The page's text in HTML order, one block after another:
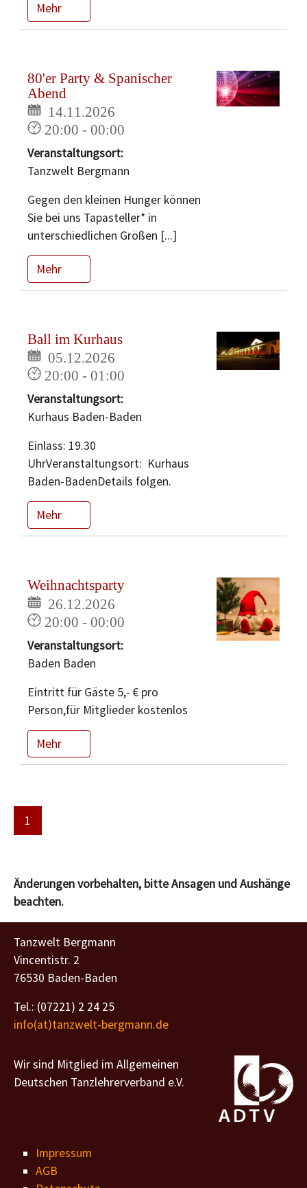
Mehr
80'er Party & Spanischer
Abend
14.11.2026
20:00 - 00:00
Veranstaltungsort:
Tanzwelt Bergmann
Gegen den kleinen Hunger können
Sie bei uns Tapasteller* in
unterschiedlichen Größen [...]
Mehr
Ball im Kurhaus
05.12.2026
20:00 - 01:00
Veranstaltungsort:
Kurhaus Baden-Baden
Einlass: 19.30
UhrVeranstaltungsort: Kurhaus
Baden-BadenDetails folgen.
Mehr
Weihnachtsparty
26.12.2026
20:00 - 00:00
Veranstaltungsort:
Baden Baden
Eintritt für Gäste 5,- € pro
Person,für Mitglieder kostenlos
Mehr
1
Änderungen vorbehalten, bitte Ansagen und Aushänge
beachten.
Tanzwelt Bergmann
Vincentistr. 2
76530 Baden-Baden
Tel.: (07221) 2 24 25
info(at)tanzwelt-bergmann.de
Wir sind Mitglied im Allgemeinen
Deutschen Tanzlehrerverband e.V.
Impressum
AGB